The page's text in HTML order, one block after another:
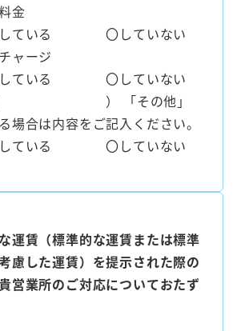
金
している 〇していない
ャージ
している 〇していない
（ ） 「その他」
場合は内容をご記入ください。
している 〇していない
運賃（標準的な運賃または標準
慮した運賃）を提示された際の
営業所のご対応についておたず